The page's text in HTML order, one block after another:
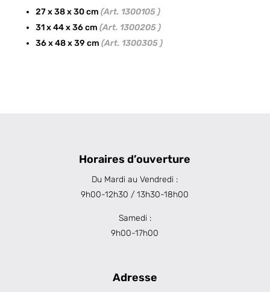
27 x 38 x 30 cm (Art. 1300105 )
31 x 44 x 36 cm (Art. 1300205 )
36 x 48 x 39 cm (Art. 1300305 )
Horaires d’ouverture
Du Mardi au Vendredi :
9h00-12h30 / 13h30-18h00
Samedi :
9h00-17h00
Adresse